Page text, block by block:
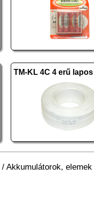
/ Akkumulátorok, elemek